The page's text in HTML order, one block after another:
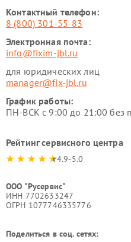
Контактный телефон:
8 (800) 301-55-83
Электронная почта:
info@fixim-jbl.ru
для юридических лиц
manager@fix-jbl.ru
График работы:
ПН-ВСК с 9:00 до 21:00 без
Рейтинг сервисного центра
4.9-5.0
ООО "Русервис"
ИНН 7702633247
ОГРН 1077746335776
Поделиться в соц. сетях: